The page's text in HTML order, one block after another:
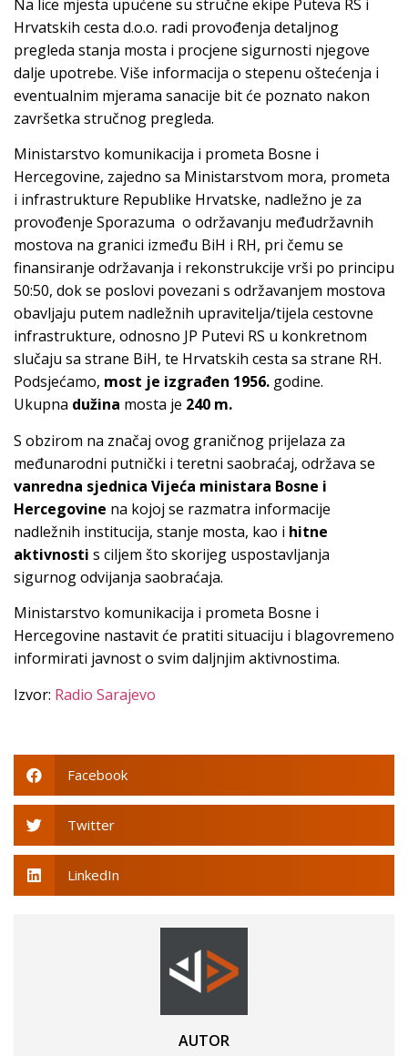
Na lice mjesta upućene su stručne ekipe Puteva RS i
Hrvatskih cesta d.o.o. radi provođenja detaljnog
pregleda stanja mosta i procjene sigurnosti njegove
dalje upotrebe. Više informacija o stepenu oštećenja i
eventualnim mjerama sanacije bit će poznato nakon
završetka stručnog pregleda.
Ministarstvo komunikacija i prometa Bosne i
Hercegovine, zajedno sa Ministarstvom mora, prometa
i infrastrukture Republike Hrvatske, nadležno je za
provođenje Sporazuma o održavanju međudržavnih
mostova na granici između BiH i RH, pri čemu se
finansiranje održavanja i rekonstrukcije vrši po principu
50:50, dok se poslovi povezani s održavanjem mostova
obavljaju putem nadležnih upravitelja/tijela cestovne
infrastrukture, odnosno JP Putevi RS u konkretnom
slučaju sa strane BiH, te Hrvatskih cesta sa strane RH.
Podsjećamo, most je izgrađen 1956. godine.
Ukupna dužina mosta je 240 m.
S obzirom na značaj ovog graničnog prijelaza za
međunarodni putnički i teretni saobraćaj, održava se
vanredna sjednica Vijeća ministara Bosne i
Hercegovine na kojoj se razmatra informacije
nadležnih institucija, stanje mosta, kao i hitne
aktivnosti s ciljem što skorijeg uspostavljanja
sigurnog odvijanja saobraćaja.
Ministarstvo komunikacija i prometa Bosne i
Hercegovine nastavit će pratiti situaciju i blagovremeno
informirati javnost o svim daljnjim aktivnostima.
Izvor: Radio Sarajevo
Facebook
Twitter
LinkedIn
AUTOR